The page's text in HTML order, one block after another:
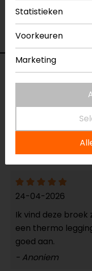
Seizoen
Ventilatie
Pasvorm
Reviews (6)
geen toelichting
- Vrijheid
24-04-2026
Ik vind deze
een thermo
goed aan.
- Anoniem
Statistieken
Voorkeuren
Marketing